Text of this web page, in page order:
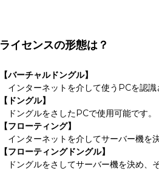
ライセンスの形態は？
【バーチャルドングル】
インターネットを介して使うPCを認
【ドングル】
ドングルをさしたPCで使用可能です。
【フローティング】
インターネットを介してサーバー機を
【フローティングドングル】
ドングルをさしてサーバー機を決め、